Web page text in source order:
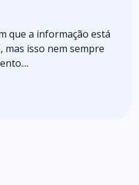
que a informação está
mas isso nem sempre